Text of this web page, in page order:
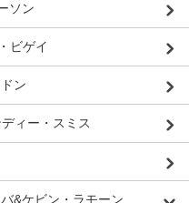
ソン
ビゲイ
ン
ィー・スミス
&ケビン・ラモーン